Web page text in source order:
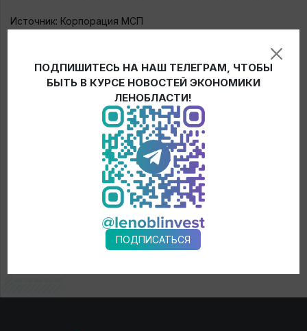
Источник: Корпорация МСП
← Новости
ПОДПИШИТЕСЬ НА НАШ ТЕЛЕГРАМ, ЧТОБЫ
БЫТЬ В КУРСЕ НОВОСТЕЙ ЭКОНОМИКИ
ЛЕНОБЛАСТИ!
ПОДПИСАТЬСЯ